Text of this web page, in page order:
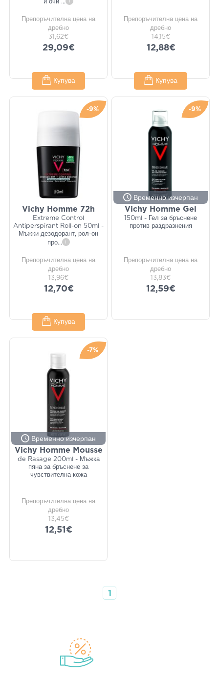
и очи ...
Препоръчителна цена на
дребно
31,62€
29,09€
Купува
Препоръчителна цена на
дребно
14,15€
12,88€
Купува
-9%
Vichy Homme 72h
Extreme Control
Antiperspirant Roll-on 50ml -
Мъжки дезодорант, рол-он
про... i
Препоръчителна цена на
дребно
13,96€
12,70€
Купува
-9%
Временно изчерпан
Vichy Homme Gel
150ml - Гел за бръснене
против раздразнения
Препоръчителна цена на
дребно
13,83€
12,59€
-7%
Временно изчерпан
Vichy Homme Mousse
de Rasage 200ml - Мъжка
пяна за бръснене за
чувствителна кожа
Препоръчителна цена на
дребно
13,45€
12,51€
1